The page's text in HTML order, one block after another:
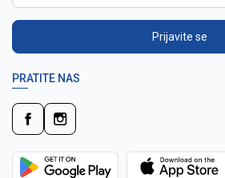
Prijavite se
PRATITE NAS